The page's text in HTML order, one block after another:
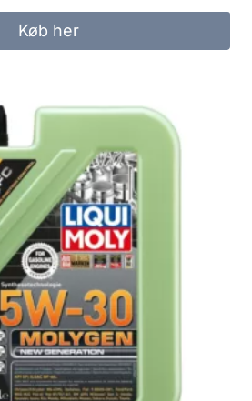
Køb her